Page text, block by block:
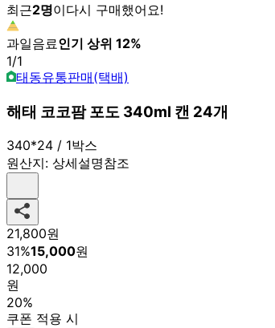
최근2명이다시 구매했어요!
과일음료인기 상위 12%
1/1
태동유통판매(택배)
해태 코코팜 포도 340ml 캔 24개
340*24 / 1박스
원산지: 상세설명참조
21,800원
31%15,000원
12,000
원
20%
쿠폰 적용 시